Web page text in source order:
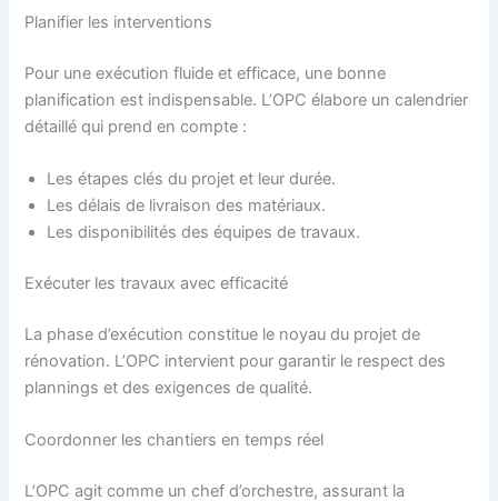
Planifier les interventions
Pour une exécution fluide et efficace, une bonne
planification est indispensable. L’OPC élabore un calendrier
détaillé qui prend en compte :
Les étapes clés du projet et leur durée.
Les délais de livraison des matériaux.
Les disponibilités des équipes de travaux.
Exécuter les travaux avec efficacité
La phase d’exécution constitue le noyau du projet de
rénovation. L’OPC intervient pour garantir le respect des
plannings et des exigences de qualité.
Coordonner les chantiers en temps réel
L’OPC agit comme un chef d’orchestre, assurant la